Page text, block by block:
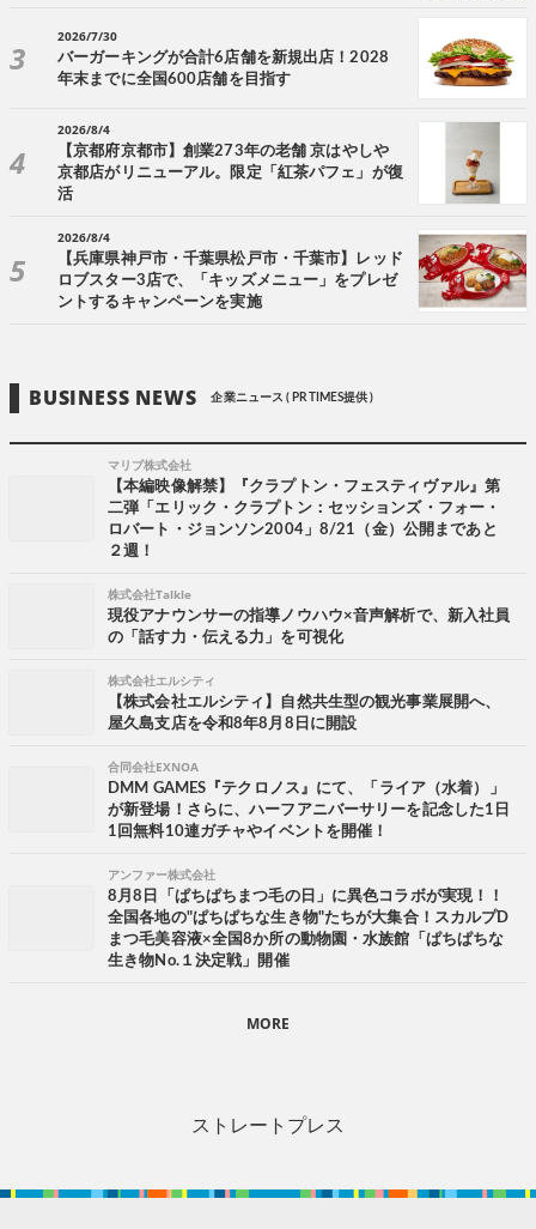
2026/7/30
バーガーキングが合計6店舗を新規出店！2028
年末までに全国600店舗を目指す
2026/8/4
【京都府京都市】創業273年の老舗 京はやしや
京都店がリニューアル。限定「紅茶パフェ」が復
活
2026/8/4
【兵庫県神戸市・千葉県松戸市・千葉市】レッド
ロブスター3店で、「キッズメニュー」をプレゼ
ントするキャンペーンを実施
BUSINESS NEWS 企業ニュース ( PR TIMES提供 )
マリブ株式会社
【本編映像解禁】『クラプトン・フェスティヴァル』第
二弾「エリック・クラプトン：セッションズ・フォー・
ロバート・ジョンソン2004」8/21（金）公開まであと
２週！
株式会社Talkle
現役アナウンサーの指導ノウハウ×音声解析で、新入社員
の「話す力・伝える力」を可視化
株式会社エルシティ
【株式会社エルシティ】自然共生型の観光事業展開へ、
屋久島支店を令和8年8月8日に開設
合同会社EXNOA
DMM GAMES『テクロノス』にて、「ライア（水着）」
が新登場！さらに、ハーフアニバーサリーを記念した1日
1回無料10連ガチャやイベントを開催！
アンファー株式会社
8月8日「ぱちぱちまつ毛の日」に異色コラボが実現！！
全国各地の"ぱちぱちな生き物"たちが大集合！スカルプD
まつ毛美容液×全国8か所の動物園・水族館「ぱちぱちな
生き物No.１決定戦」開催
MORE
ストレートプレス